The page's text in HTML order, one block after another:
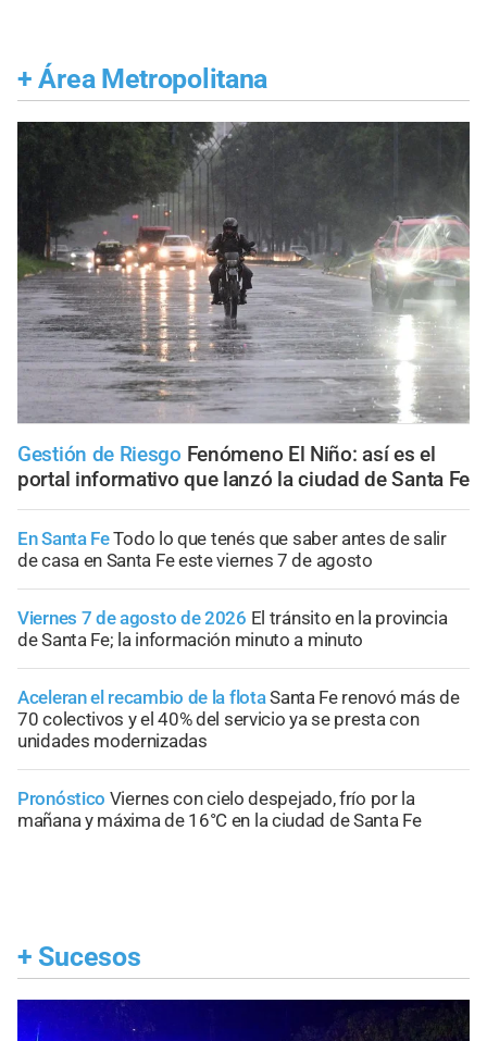
+ Área Metropolitana
Gestión de Riesgo Fenómeno El Niño: así es el
portal informativo que lanzó la ciudad de Santa Fe
En Santa FeTodo lo que tenés que saber antes de salir
de casa en Santa Fe este viernes 7 de agosto
Viernes 7 de agosto de 2026 El tránsito en la provincia
de Santa Fe; la información minuto a minuto
Aceleran el recambio de la flotaSanta Fe renovó más de
70 colectivos y el 40% del servicio ya se presta con
unidades modernizadas
Pronóstico Viernes con cielo despejado, frío por la
mañana y máxima de 16°C en la ciudad de Santa Fe
+ Sucesos